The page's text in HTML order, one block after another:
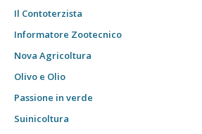
Il Contoterzista
Informatore Zootecnico
Nova Agricoltura
Olivo e Olio
Passione in verde
Suinicoltura